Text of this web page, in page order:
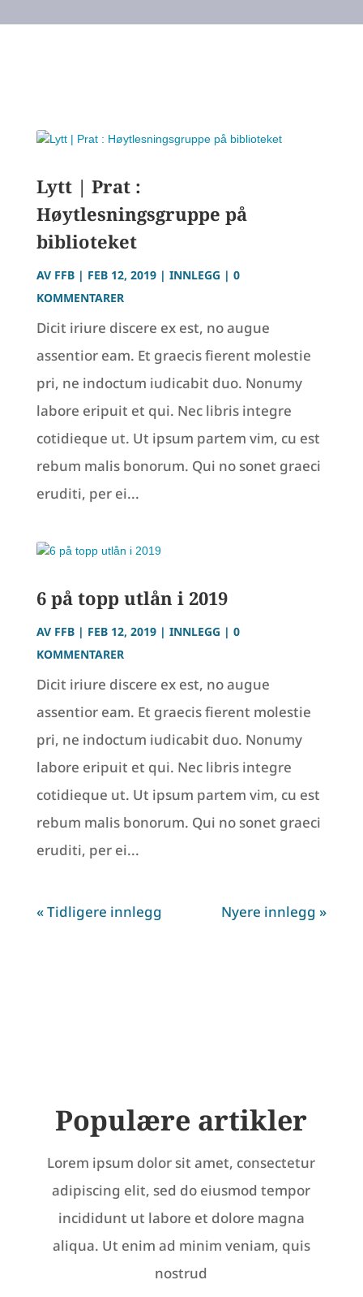
Lytt | Prat :
Høytlesningsgruppe på
biblioteket
AV FFB| FEB 12, 2019| INNLEGG | 0
KOMMENTARER
Dicit iriure discere ex est, no augue
assentior eam. Et graecis fierent molestie
pri, ne indoctum iudicabit duo. Nonumy
labore eripuit et qui. Nec libris integre
cotidieque ut. Ut ipsum partem vim, cu est
rebum malis bonorum. Qui no sonet graeci
eruditi, per ei...
6 på topp utlån i 2019
AV FFB| FEB 12, 2019| INNLEGG | 0
KOMMENTARER
Dicit iriure discere ex est, no augue
assentior eam. Et graecis fierent molestie
pri, ne indoctum iudicabit duo. Nonumy
labore eripuit et qui. Nec libris integre
cotidieque ut. Ut ipsum partem vim, cu est
rebum malis bonorum. Qui no sonet graeci
eruditi, per ei...
« Tidligere innlegg Nyere innlegg »
Populære artikler
Lorem ipsum dolor sit amet, consectetur
adipiscing elit, sed do eiusmod tempor
incididunt ut labore et dolore magna
aliqua. Ut enim ad minim veniam, quis
nostrud